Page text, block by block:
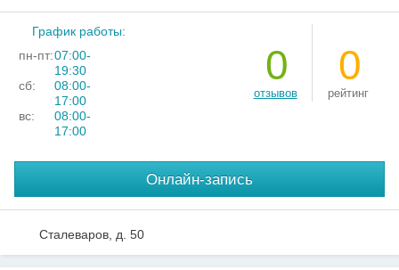
График работы:
пн-пт:07:00-
19:30
сб:
08:00-
17:00
вс:
08:00-
17:00
0
отзывов
0
рейтинг
Онлайн-запись
Сталеваров, д. 50